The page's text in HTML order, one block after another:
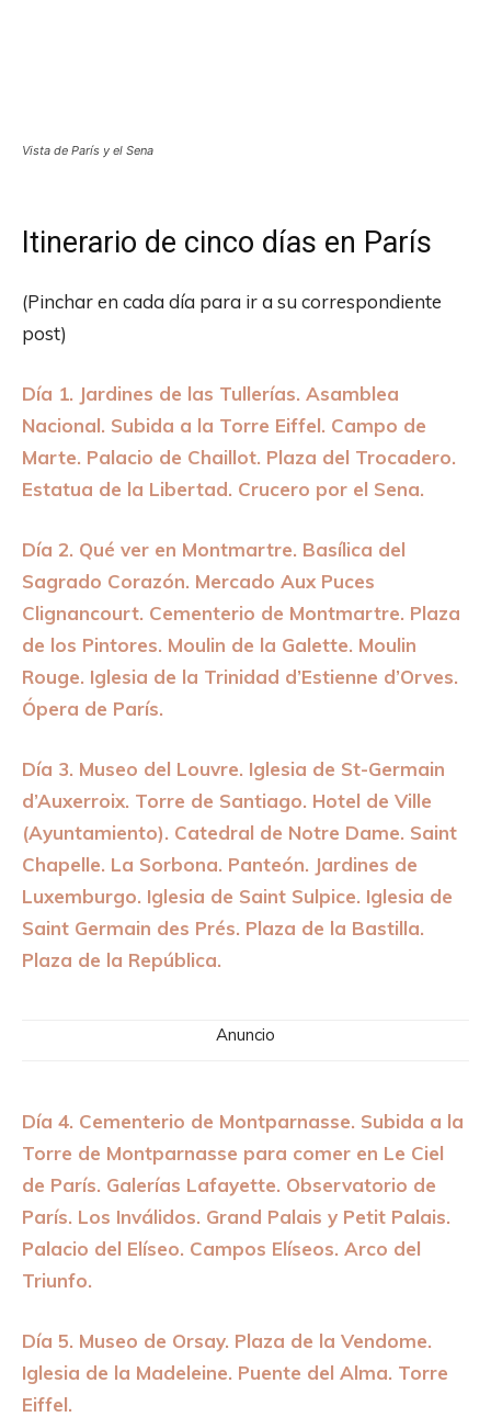
Vista de París y el Sena
Itinerario de cinco días en París
(Pinchar en cada día para ir a su correspondiente
post)
Día 1. Jardines de las Tullerías. Asamblea
Nacional. Subida a la Torre Eiffel. Campo de
Marte. Palacio de Chaillot. Plaza del Trocadero.
Estatua de la Libertad. Crucero por el Sena.
Día 2. Qué ver en Montmartre. Basílica del
Sagrado Corazón. Mercado Aux Puces
Clignancourt. Cementerio de Montmartre. Plaza
de los Pintores. Moulin de la Galette. Moulin
Rouge. Iglesia de la Trinidad d’Estienne d’Orves.
Ópera de París.
Día 3. Museo del Louvre. Iglesia de St-Germain
d’Auxerroix. Torre de Santiago. Hotel de Ville
(Ayuntamiento). Catedral de Notre Dame. Saint
Chapelle. La Sorbona. Panteón. Jardines de
Luxemburgo. Iglesia de Saint Sulpice. Iglesia de
Saint Germain des Prés. Plaza de la Bastilla.
Plaza de la República.
Anuncio
Día 4. Cementerio de Montparnasse. Subida a la
Torre de Montparnasse para comer en Le Ciel
de París. Galerías Lafayette. Observatorio de
París. Los Inválidos. Grand Palais y Petit Palais.
Palacio del Elíseo. Campos Elíseos. Arco del
Triunfo.
Día 5. Museo de Orsay. Plaza de la Vendome.
Iglesia de la Madeleine. Puente del Alma. Torre
Eiffel.